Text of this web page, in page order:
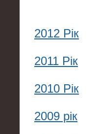
2012 Рік
2011 Рік
2010 Рік
2009 рік